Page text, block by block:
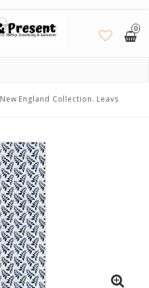
0
New England Collection. Leavs